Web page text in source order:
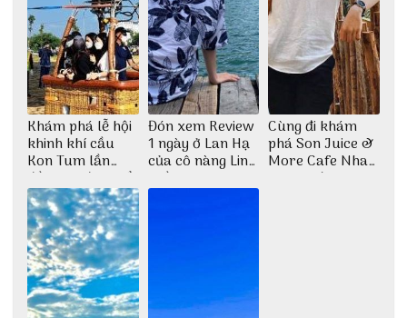
Khám phá lễ hội
khinh khí cầu
Kon Tum lần
đầu tiên được tổ
chức
Đón xem Review
1 ngày ở Lan Hạ
của cô nàng Linh
Trần
Cùng đi khám
phá Son Juice &
More Cafe Nha
Trang với anh